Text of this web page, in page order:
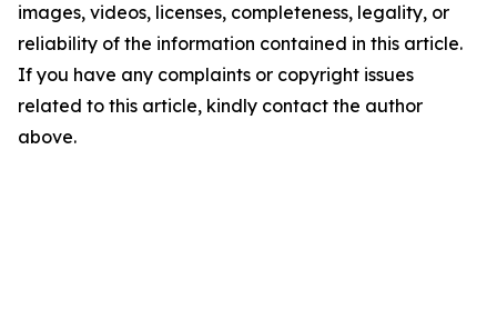
images, videos, licenses, completeness, legality, or
reliability of the information contained in this article.
If you have any complaints or copyright issues
related to this article, kindly contact the author
above.